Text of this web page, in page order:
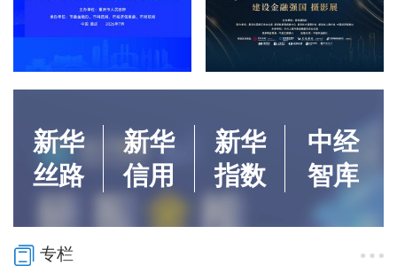
新华
丝路
新华
信用
新华
指数
中经
智库
专栏